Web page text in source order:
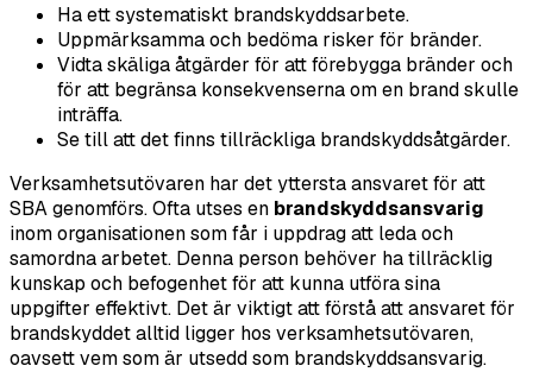
Ha ett systematiskt brandskyddsarbete.
Uppmärksamma och bedöma risker för bränder.
Vidta skäliga åtgärder för att förebygga bränder och
för att begränsa konsekvenserna om en brand skulle
inträffa.
Se till att det finns tillräckliga brandskyddsåtgärder.
Verksamhetsutövaren har det yttersta ansvaret för att
SBA genomförs. Ofta utses en brandskyddsansvarig
inom organisationen som får i uppdrag att leda och
samordna arbetet. Denna person behöver ha tillräcklig
kunskap och befogenhet för att kunna utföra sina
uppgifter effektivt. Det är viktigt att förstå att ansvaret för
brandskyddet alltid ligger hos verksamhetsutövaren,
oavsett vem som är utsedd som brandskyddsansvarig.